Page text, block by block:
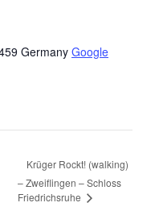
Germany Google
Krüger Rockt! (walking)
– Zweiflingen – Schloss
Friedrichsruhe